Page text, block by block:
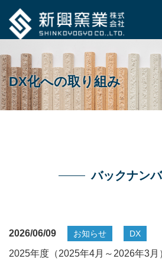
DX化への取り組み
バックナン
2026/06/09 お知らせ DX
2025年度（2025年4月～2026年3月